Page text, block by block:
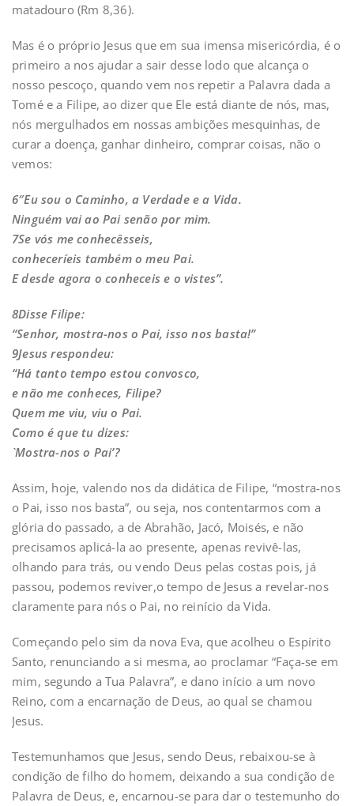
matadouro (Rm 8,36).
Mas é o próprio Jesus que em sua imensa misericórdia, é o
primeiro a nos ajudar a sair desse lodo que alcança o
nosso pescoço, quando vem nos repetir a Palavra dada a
Tomé e a Filipe, ao dizer que Ele está diante de nós, mas,
nós mergulhados em nossas ambições mesquinhas, de
curar a doença, ganhar dinheiro, comprar coisas, não o
vemos:
6″Eu sou o Caminho, a Verdade e a Vida.
Ninguém vai ao Pai senão por mim.
7Se vós me conhecêsseis,
conheceríeis também o meu Pai.
E desde agora o conheceis e o vistes”.
8Disse Filipe:
“Senhor, mostra-nos o Pai, isso nos basta!”
9Jesus respondeu:
“Há tanto tempo estou convosco,
e não me conheces, Filipe?
Quem me viu, viu o Pai.
Como é que tu dizes:
`Mostra-nos o Pai’?
Assim, hoje, valendo nos da didática de Filipe, “mostra-nos
o Pai, isso nos basta”, ou seja, nos contentarmos com a
glória do passado, a de Abrahão, Jacó, Moisés, e não
precisamos aplicá-la ao presente, apenas revivê-las,
olhando para trás, ou vendo Deus pelas costas pois, já
passou, podemos reviver,o tempo de Jesus a revelar-nos
claramente para nós o Pai, no reinício da Vida.
Começando pelo sim da nova Eva, que acolheu o Espírito
Santo, renunciando a si mesma, ao proclamar “Faça-se em
mim, segundo a Tua Palavra”, e dano início a um novo
Reino, com a encarnação de Deus, ao qual se chamou
Jesus.
Testemunhamos que Jesus, sendo Deus, rebaixou-se à
condição de filho do homem, deixando a sua condição de
Palavra de Deus, e, encarnou-se para dar o testemunho do